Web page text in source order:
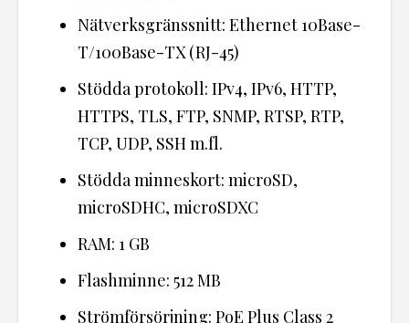
Nätverksgränssnitt: Ethernet 10Base-
T/100Base-TX (RJ-45)
Stödda protokoll: IPv4, IPv6, HTTP,
HTTPS, TLS, FTP, SNMP, RTSP, RTP,
TCP, UDP, SSH m.fl.
Stödda minneskort: microSD,
microSDHC, microSDXC
RAM: 1 GB
Flashminne: 512 MB
Strömförsörjning: PoE Plus Class 2